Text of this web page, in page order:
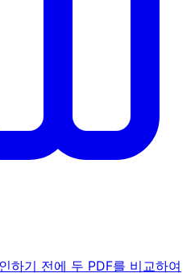
하기 전에 두 PDF를 비교하여